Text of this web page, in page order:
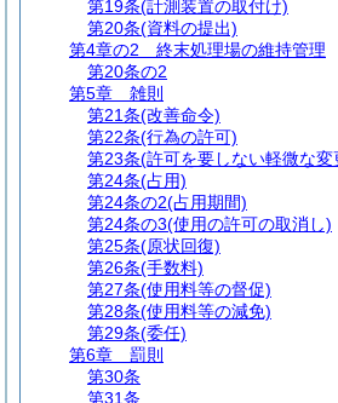
第19条(計測装置の取付け)
第20条(資料の提出)
第4章の2
終末処理場の維持管理
第20条の2
第5章
雑則
第21条(改善命令)
第22条(行為の許可)
第23条(許可を要しない軽微な変
第24条(占用)
第24条の2(占用期間)
第24条の3(使用の許可の取消し)
第25条(原状回復)
第26条(手数料)
第27条(使用料等の督促)
第28条(使用料等の減免)
第29条(委任)
第6章
罰則
第30条
第31条